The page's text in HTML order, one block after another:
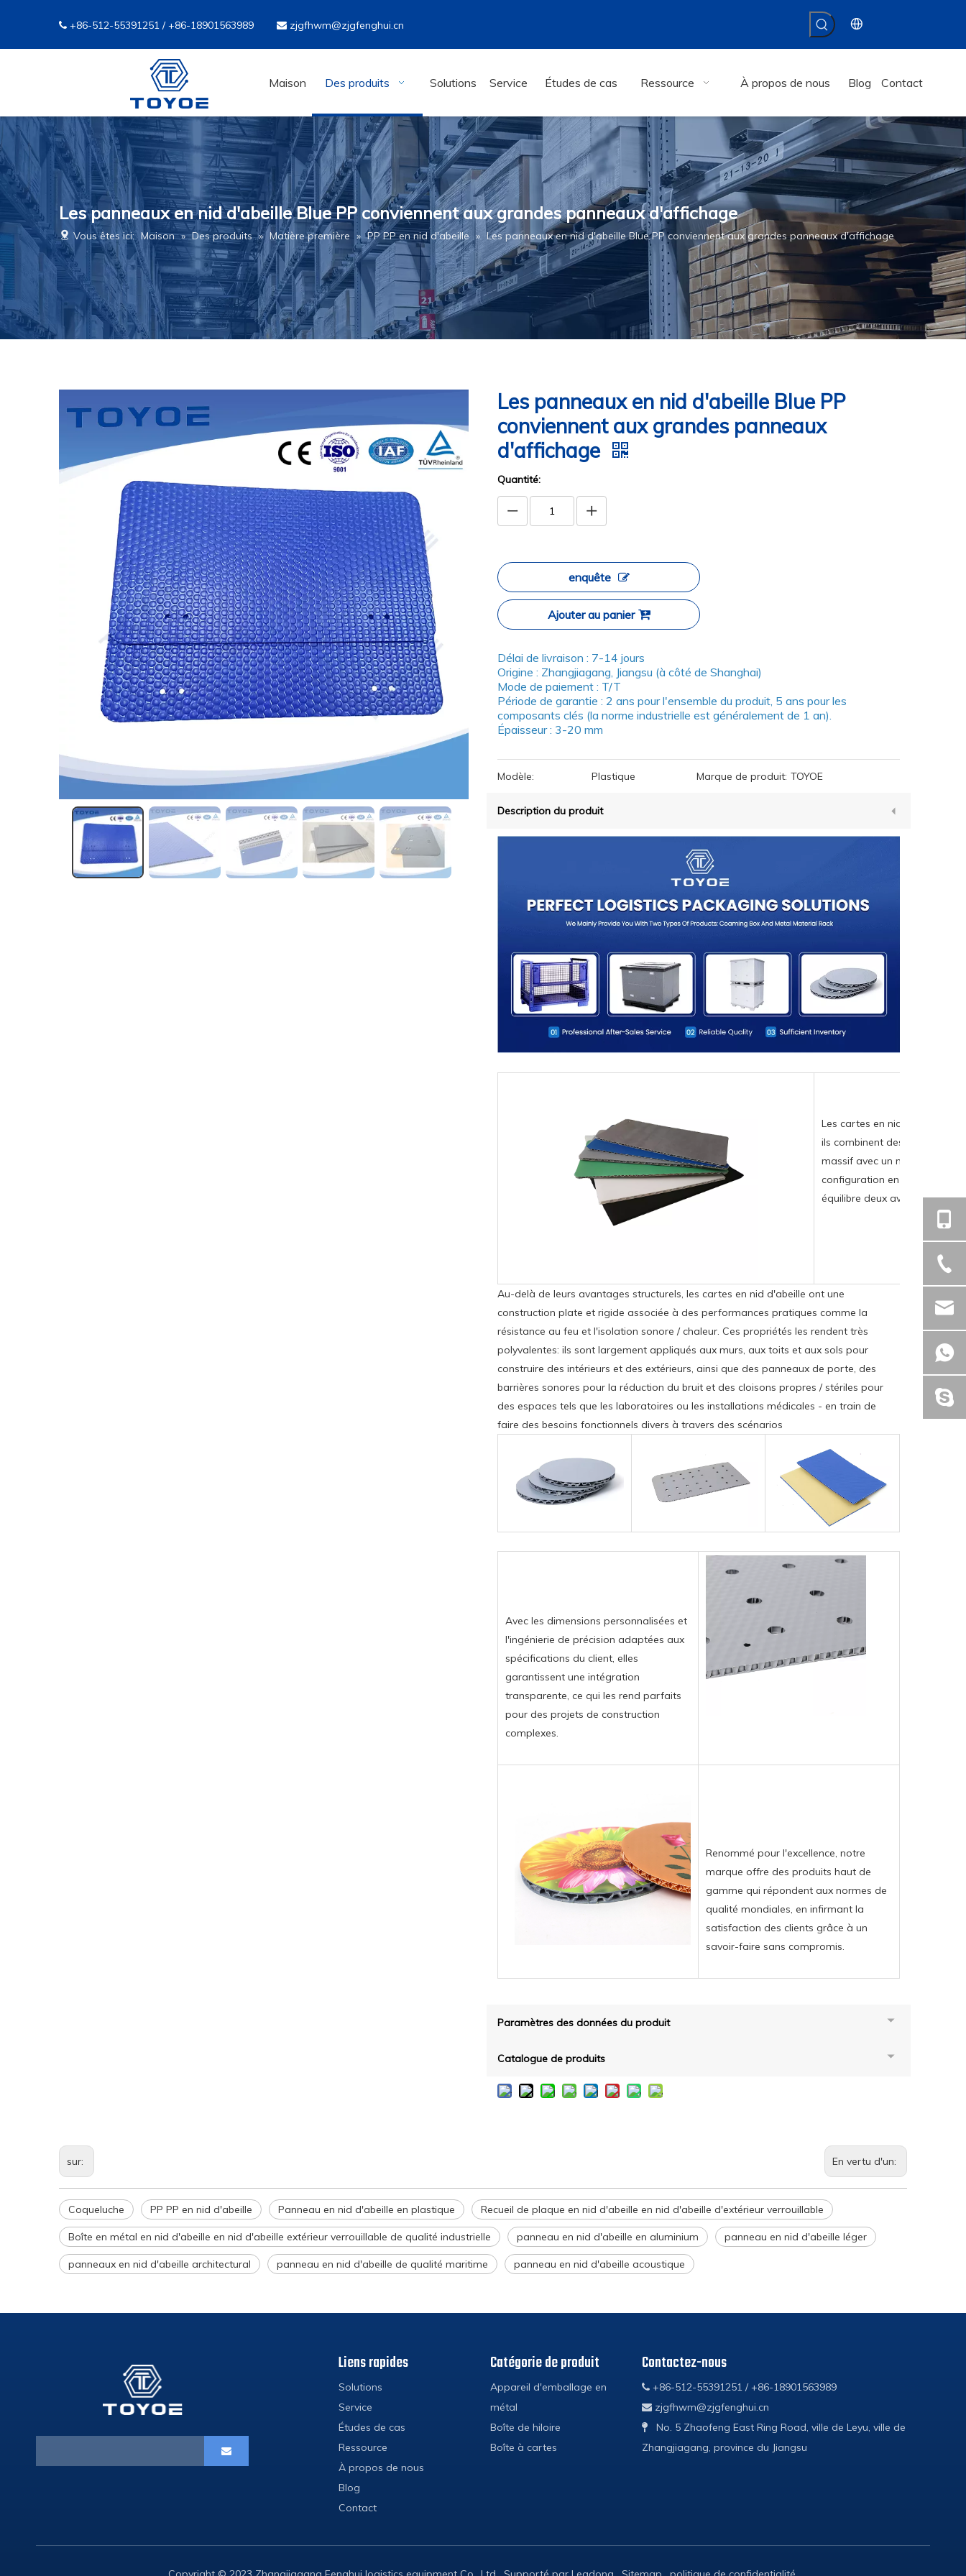
 +86-512-55391251 / +86-18901563989  zjgfhwm@zjgfenghui.cn
Maison Des produits Solutions Service Études de cas Ressource À propos de nous Blog Contact
Les panneaux en nid d'abeille Blue PP conviennent aux grandes panneaux d'affichage
Vous êtes ici: Maison » Des produits » Matière première » PP PP en nid d'abeille » Les panneaux en nid d'abeille Blue PP conviennent aux grandes panneaux d'affichage
Les panneaux en nid d'abeille Blue PP
conviennent aux grandes panneaux
d'affichage
Quantité:
enquête
Ajouter au panier
Délai de livraison : 7-14 jours
Origine : Zhangjiagang, Jiangsu (à côté de Shanghai)
Mode de paiement : T/T
Période de garantie : 2 ans pour l'ensemble du produit, 5 ans pour les
composants clés (la norme industrielle est généralement de 1 an).
Épaisseur : 3-20 mm
Modèle: Plastique Marque de produit: TOYOE
Description du produit
Les cartes en nid d'abeille
ils combinent des planches
massif avec un noyau de
configuration en nid d'abeille
équilibre deux avantages clés.
Au-delà de leurs avantages structurels, les cartes en nid d'abeille ont une
construction plate et rigide associée à des performances pratiques comme la
résistance au feu et l'isolation sonore / chaleur. Ces propriétés les rendent très
polyvalentes: ils sont largement appliqués aux murs, aux toits et aux sols pour
construire des intérieurs et des extérieurs, ainsi que des panneaux de porte, des
barrières sonores pour la réduction du bruit et des cloisons propres / stériles pour
des espaces tels que les laboratoires ou les installations médicales - en train de
faire des besoins fonctionnels divers à travers des scénarios
Avec les dimensions personnalisées et
l'ingénierie de précision adaptées aux
spécifications du client, elles
garantissent une intégration
transparente, ce qui les rend parfaits
pour des projets de construction
complexes.
Renommé pour l'excellence, notre
marque offre des produits haut de
gamme qui répondent aux normes de
qualité mondiales, en infirmant la
satisfaction des clients grâce à un
savoir-faire sans compromis.
Paramètres des données du produit
Catalogue de produits
sur: En vertu d'un:
Coqueluche PP PP en nid d'abeille Panneau en nid d'abeille en plastique Recueil de plaque en nid d'abeille en nid d'abeille d'extérieur verrouillable
Boîte en métal en nid d'abeille en nid d'abeille extérieur verrouillable de qualité industrielle panneau en nid d'abeille en aluminium panneau en nid d'abeille léger
panneaux en nid d'abeille architectural panneau en nid d'abeille de qualité maritime panneau en nid d'abeille acoustique
Liens rapides
Solutions
Service
Études de cas
Ressource
À propos de nous
Blog
Contact
Catégorie de produit
Appareil d'emballage en
métal
Boîte de hiloire
Boîte à cartes
Contactez-nous
+86-512-55391251 / +86-18901563989
 zjgfhwm@zjgfenghui.cn

No. 5 Zhaofeng East Ring Road, ville de Leyu, ville de
Zhangjiagang, province du Jiangsu